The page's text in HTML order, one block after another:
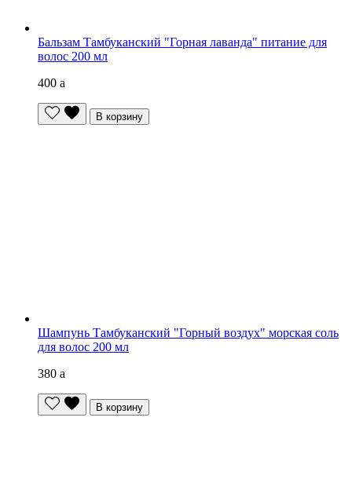
Бальзам Тамбуканский "Горная лаванда" питание для
волос 200 мл
400 a
В корзину
Шампунь Тамбуканский "Горный воздух" морская соль
для волос 200 мл
380 a
В корзину